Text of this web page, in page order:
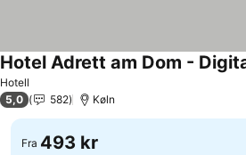
Hotell
Hotel Adrett am Dom -
5,0 582 Køln
Fra 493 kr